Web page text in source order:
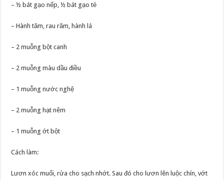
– ½ bát gạo nếp, ½ bát gạo tẻ
– Hành tăm, rau răm, hành lá
– 2 muỗng bột canh
– 2 muỗng màu dầu điều
– 1 muỗng nước nghệ
– 2 muỗng hạt nêm
– 1 muỗng ớt bột
Cách làm:
Lươn xóc muối, rửa cho sạch nhớt. Sau đó cho lươn lên luộc chín, vớt